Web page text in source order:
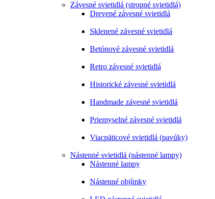
Závesné svietidlá (stropné svietidlá)
Drevené závesné svietidlá
Sklenené závesné svietidlá
Betónové závesné svietidlá
Retro závesné svietidlá
Historické závesné svietidlá
Handmade závesné svietidlá
Priemyselné závesné svietidlá
Viacpäticové svietidlá (pavúky)
Nástenné svietidlá (nástenné lampy)
Nástenné lampy
Nástenné objímky